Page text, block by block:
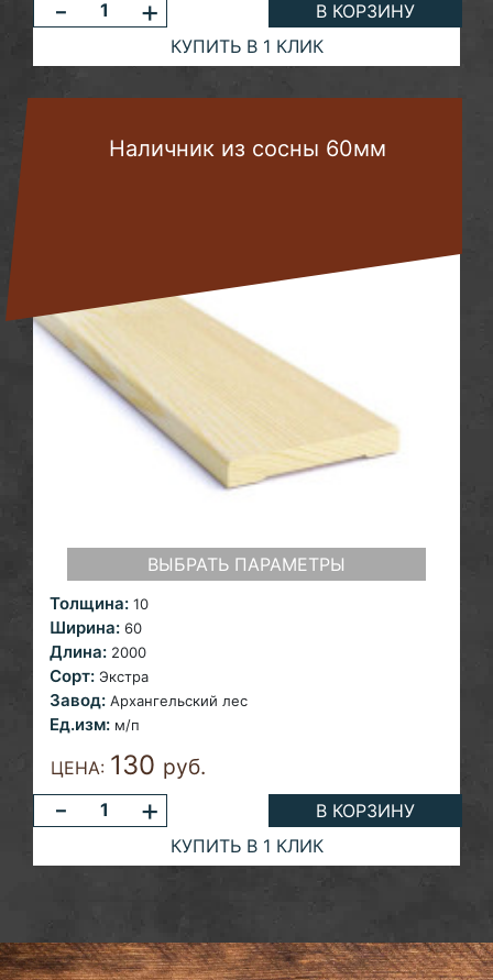
- +
В КОРЗИНУ
КУПИТЬ В 1 КЛИК
Наличник из сосны 60мм
ВЫБРАТЬ ПАРАМЕТРЫ
Толщина: 10
Ширина: 60
Длина: 2000
Сорт: Экстра
Завод: Архангельский лес
Ед.изм: м/п
ЦЕНА: 130 руб.
- +
В КОРЗИНУ
КУПИТЬ В 1 КЛИК